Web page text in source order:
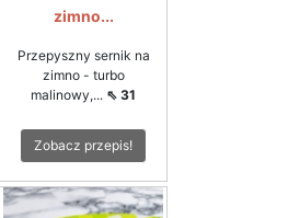
zimno...
Przepyszny sernik na
zimno - turbo
malinowy,... ⇖ 31
Zobacz przepis!